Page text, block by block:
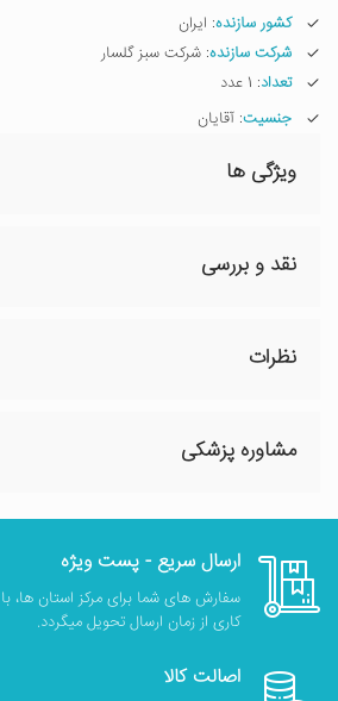
کشور سازنده: ایران
شرکت سازنده: شرکت سبز گلسار
تعداد: 1 عدد
جنسیت: آقایان
ویژگی ها
نقد و بررسی
نظرات
مشاوره پزشکی
ارسال سریع - پست ویژه
کاری از زمان ارسال تحویل میگردد.
اصالت کالا